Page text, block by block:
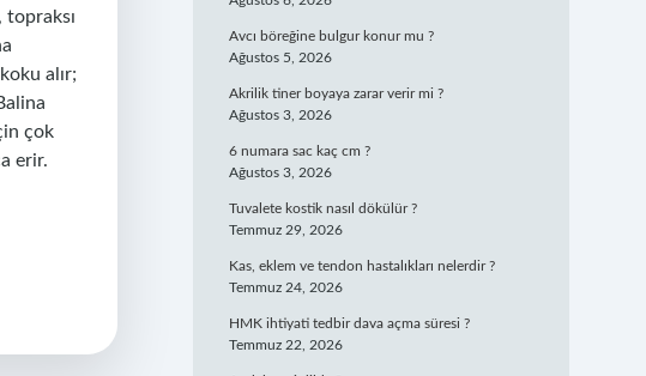
topraksı
alır;
çok
erir.
Avcı böreğine bulgur konur mu ?
Ağustos 5, 2026
Akrilik tiner boyaya zarar verir mi ?
Ağustos 3, 2026
6 numara sac kaç cm ?
Ağustos 3, 2026
Tuvalete kostik nasıl dökülür ?
Temmuz 29, 2026
Kas, eklem ve tendon hastalıkları nelerdir ?
Temmuz 24, 2026
HMK ihtiyati tedbir dava açma süresi ?
Temmuz 22, 2026